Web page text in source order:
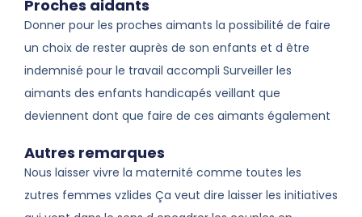
Proches aidants
Donner pour les proches aimants la possibilité de faire
un choix de rester auprès de son enfants et d être
indemnisé pour le travail accompli Surveiller les
aimants des enfants handicapés veillant que
deviennent dont que faire de ces aimants également
Autres remarques
Nous laisser vivre la maternité comme toutes les
zutres femmes vzlides Ça veut dire laisser les initiatives